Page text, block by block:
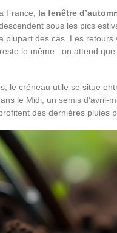
France, la fenêtre
sous les pics
plupart des cas. Les
le même : on attend
le créneau utile se situe
le Midi, un semis d’avril-
des dernières pluies